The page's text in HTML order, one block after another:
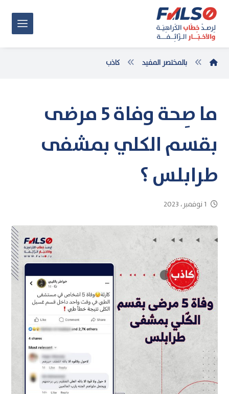
بالمختصر المفيد كاذب
ما صِحة وفاة 5 مرضى
بقسم الكلي بمشفى
طرابلس ؟
1 نوفمبر، 2023